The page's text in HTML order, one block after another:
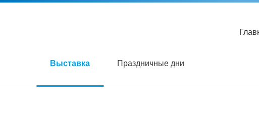
Выставка Праздничные дни